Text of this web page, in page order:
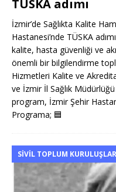
TÜSKA adımı
İzmir’de Sağlıkta Kalite
Hastanesi’nde TÜSKA
kalite, hasta güvenliği ve
önemli bir bilgilendirme
Hizmetleri Kalite ve
ve İzmir İl Sağlık
program, İzmir Şehir
Programa; 🟦
SIVIL TOPLUM